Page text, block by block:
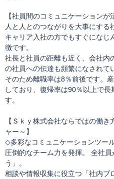
【社員間のコミュニケーションが
人と人とのつながりを大事にする
キャリア入社の方でもすぐになじ
徴です。
社長と社員の距離も近く、会社内
の社員への伝達も頻繁になされて
そのため離職率は8％前後です。
しており、復帰率は90％以上で
す。
【Ｓｋｙ株式会社ならではの働
ャー～】
◇多彩なコミュニケーションツー
圧倒的なチーム力を発揮。 全社
う」。
相談や情報収集に役立つ「社内ブ